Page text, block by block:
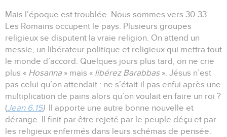
Mais l’époque est troublée. Nous sommes vers 30-33.
Les Romains occupent le pays. Plusieurs groupes
religieux se disputent la vraie religion. On attend un
messie, un libérateur politique et religieux qui mettra tout
le monde d’accord. Quelques jours plus tard, on ne crie
plus « Hosanna » mais « libérez Barabbas». Jésus n’est
pas celui qu’on attendait : ne s’était-il pas enfui après une
multiplication de pains alors qu’on voulait en faire un roi ?
(Jean 6.15)Il apporte une autre bonne nouvelle et
dérange. Il finit par être rejeté par le peuple déçu et par
les religieux enfermés dans leurs schémas de pensée.